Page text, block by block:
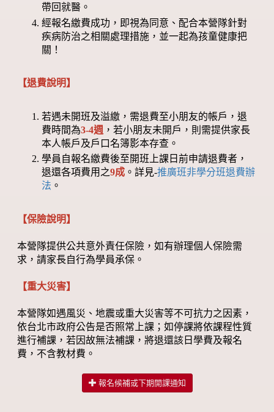
帶回就醫。
經報名繳費成功，即視為同意、配合本營隊針對
疾病防治之相關處理措施，並一起為孩童健康把
關！
【退費說明】
若遇未開班及溢繳，需退費至小朋友的帳戶，退
費時間為3-4週 ，若小朋友未開戶，則需提供家長
本人帳戶及戶口名簿影本存查。
學員自報名繳費後至開班上課日前申請退費者，
退還各項費用之9成 。詳見-推廣班非學分班退費辦
法 。
【保險說明】
本營隊提供公共意外責任保險，如有辦理個人保險需
求，請家長自行為學員承保。
【重大災害】
本營隊如遇風災、地震或重大災害等不可抗力之因素，
依台北市政府公告是否照常上課；如停課將依課程性質
進行補課，若因故無法補課，將退還該日學費及報名
費，不含教材費。
報名候補或下期開課通知